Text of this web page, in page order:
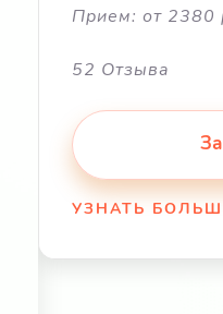
Прием: от 2380
52 Отзыва
УЗНАТЬ